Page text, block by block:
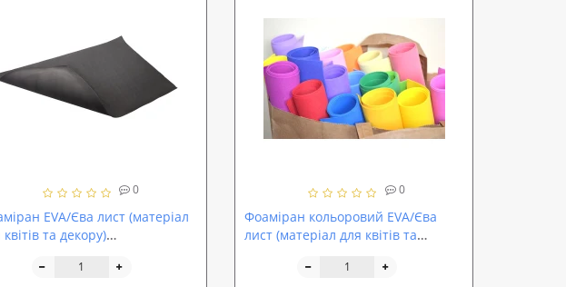
0
EVA/Єва лист (матеріал
та декору)
(sp-0081)
0
Фоаміран кольоровий EVA/Єва
лист (матеріал для квітів та
SoundProOFF (sp-0060)